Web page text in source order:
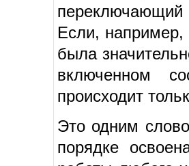
переключающий
Если, например,
была
включенном
происходит
Это одним
порядке